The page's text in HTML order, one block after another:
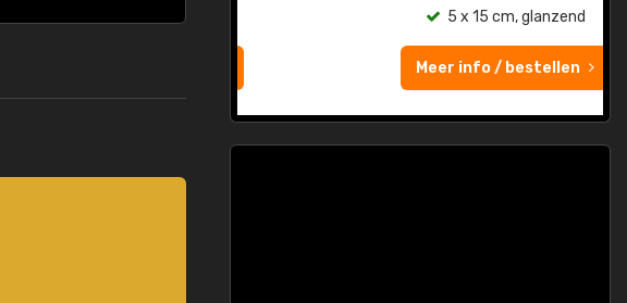
info / bestellen
5 x 15 cm, glanzend
Meer info / bestellen